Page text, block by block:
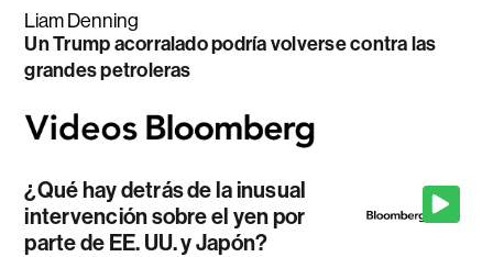
Liam Denning
Un Trump acorralado podría volverse contra las
grandes petroleras
¿Qué hay detrás de la inusual
intervención sobre el yen por
parte de EE. UU. y Japón?